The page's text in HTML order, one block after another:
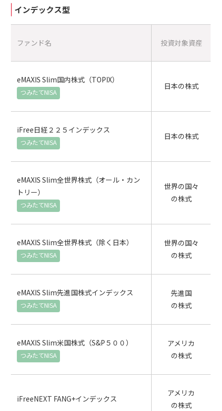
インデックス型
ファンド名 投資対象資産
eMAXIS Slim国内株式（TOPIX）
日本の株式
iFree日経２２５インデックス
日本の株式
eMAXIS Slim全世界株式（オール・カン
トリー）
世界の国々
の株式
eMAXIS Slim全世界株式（除く日本）
世界の国々
の株式
eMAXIS Slim先進国株式インデックス
先進国
の株式
eMAXIS Slim米国株式（S&P５００）
アメリカ
の株式
iFreeNEXT FANG+インデックス
アメリカ
の株式